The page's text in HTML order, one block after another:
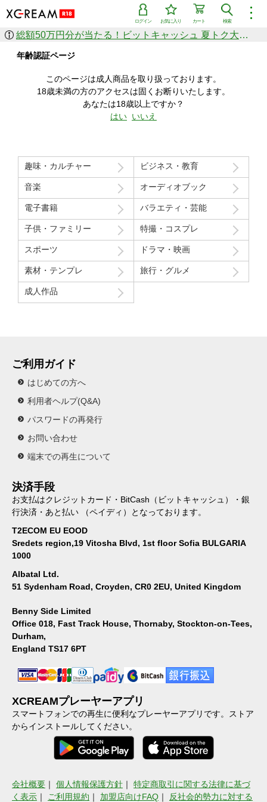
︙
検索
カート
お気に入り
ログイン
作品を探す
ジャンル
シリーズ
人気のセール中商品
新着セール中商品
すべての作品から探す
価格の安い順
価格の高い順
月間ランキング
年間ランキング
総額50万円分が当たる！ビットキャッシュ 夏トク大感謝祭
年齢認証ページ
このページは成人商品を取り扱っております。
18歳未満の方のアクセスは固くお断りいたします。
あなたは18歳以上ですか？
はい いいえ
趣味・カルチャー ビジネス・教育
音楽 オーディオブック
電子書籍 バラエティ・芸能
子供・ファミリー 特撮・コスプレ
スポーツ ドラマ・映画
素材・テンプレ 旅行・グルメ
成人作品
ご利用ガイド
はじめての方へ
利用者ヘルプ(Q&A)
パスワードの再発行
お問い合わせ
端末での再生について
決済手段
お支払はクレジットカード・BitCash（ビットキャッシュ）・銀
行決済・あと払い （ペイディ）となっております。
T2ECOM EU EOOD
Sredets region,19 Vitosha Blvd, 1st floor Sofia BULGARIA
1000
Albatal Ltd.
51 Sydenham Road, Croyden, CR0 2EU, United Kingdom
Benny Side Limited
Office 018, Fast Track House, Thornaby, Stockton-on-Tees,
Durham,
England TS17 6PT
XCREAMプレーヤーアプリ
スマートフォンでの再生に便利なプレーヤーアプリです。ストア
からインストールしてください。
会社概要 ｜ 個人情報保護方針 ｜ 特定商取引に関する法律に基づ
く表示 ｜ ご利用規約 ｜ 加盟店向けFAQ ｜ 反社会的勢力に対する